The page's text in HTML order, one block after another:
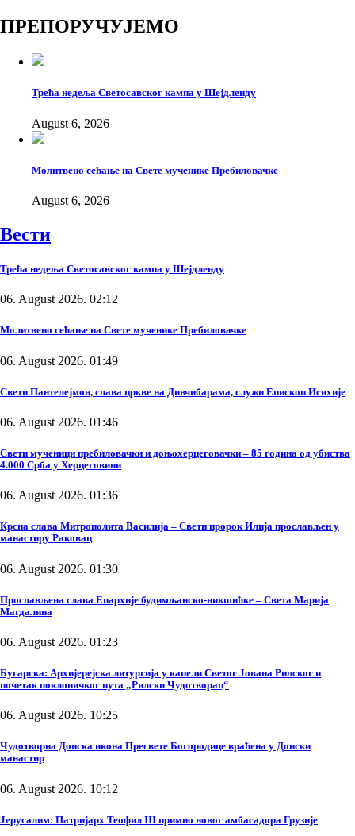
ПРЕПОРУЧУЈЕМО
Трећа недеља Светосавског кампа у Шејдленду
August 6, 2026
Молитвено сећање на Свете мученике Пребиловачке
August 6, 2026
Вести
Трећа недеља Светосавског кампа у Шејдленду
06. August 2026. 02:12
Молитвено сећање на Свете мученике Пребиловачке
06. August 2026. 01:49
Свети Пантелејмон, слава цркве на Дивчибарама, служи Епископ Исихије
06. August 2026. 01:46
Свети мученици пребиловачки и доњохерцеговачки – 85 година од убиства
4.000 Срба у Херцеговини
06. August 2026. 01:36
Крсна слава Митрополита Василија – Свети пророк Илија прослављен у
манастиру Раковац
06. August 2026. 01:30
Прослављена слава Епархије будимљанско-никшићке – Света Марија
Магдалина
06. August 2026. 01:23
Бугарска: Архијерејска литургија у капели Светог Јована Рилског и
почетак поклоничког пута „Рилски Чудотворац“
06. August 2026. 10:25
Чудотворна Донска икона Пресвете Богородице враћена у Донски
манастир
06. August 2026. 10:12
Јерусалим: Патријарх Теофил III примио новог амбасадора Грузије